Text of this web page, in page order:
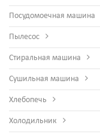
Посудомоечная машина
Пылесос
Стиральная машина
Сушильная машина
Хлебопечь
Холодильник